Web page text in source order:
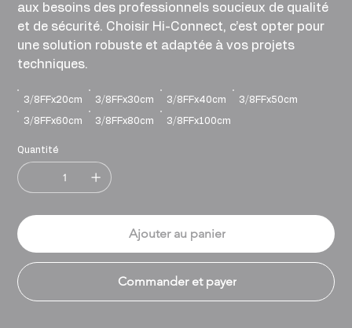
aux besoins des professionnels soucieux de qualité
et de sécurité. Choisir Hi-Connect, c’est opter pour
une solution robuste et adaptée à vos projets
techniques.
3/8FFx20cm 3/8FFx30cm 3/8FFx40cm 3/8FFx50cm
3/8FFx60cm 3/8FFx80cm 3/8FFx100cm
Quantité
Ajouter au panier
Commander et payer